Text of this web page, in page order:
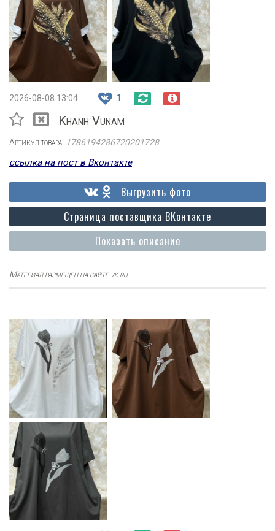
2026-08-08 13:04 1
Khanh Vunam
Артикул товара: 1786194286720201728
ссылка на пост в Вконтакте
Показать описание
Страница поставщика ВКонтакте
Выгрузить фото
Материал размещен на сайте vk.ru